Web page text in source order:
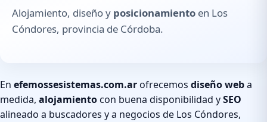
Alojamiento, diseño y posicionamiento en Los
Cóndores, provincia de Córdoba.
En efemossesistemas.com.arofrecemos diseño weba
medida, alojamientocon buena disponibilidad ySEO
alineado a buscadores y a negocios de Los Cóndores,